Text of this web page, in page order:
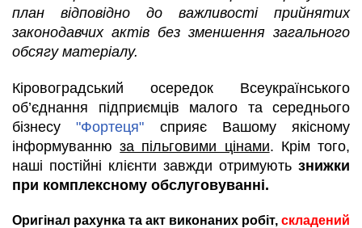
план відповідно до важливості прийнятих
законодавчих актів без зменшення загального
обсягу матеріалу.
Кіровоградський осередок Всеукраїнського
об’єднання підприємців малого та середнього
бізнесу"Фортеця" сприяє Вашому якісному
інформуваннюза пільговими цінами. Крім того,
наші постійні клієнти завжди отримують знижки
при комплексному обслуговуванні.
Оригінал рахунка та акт виконаних робіт, складений